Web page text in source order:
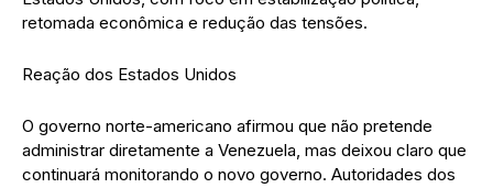
retomada econômica e redução das tensões.
Reação dos Estados Unidos
O governo norte-americano afirmou que não pretende
administrar diretamente a Venezuela, mas deixou claro que
continuará monitorando o novo governo. Autoridades dos